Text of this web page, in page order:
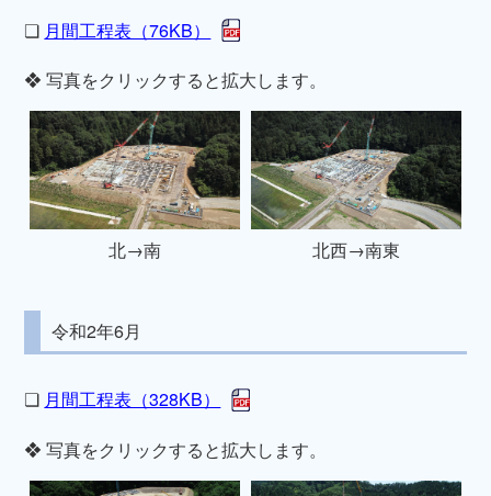
❏ 月間工程表（76KB）
❖ 写真をクリックすると拡大します。
北→南 北西→南東
令和2年6月
❏ 月間工程表（328KB）
❖ 写真をクリックすると拡大します。